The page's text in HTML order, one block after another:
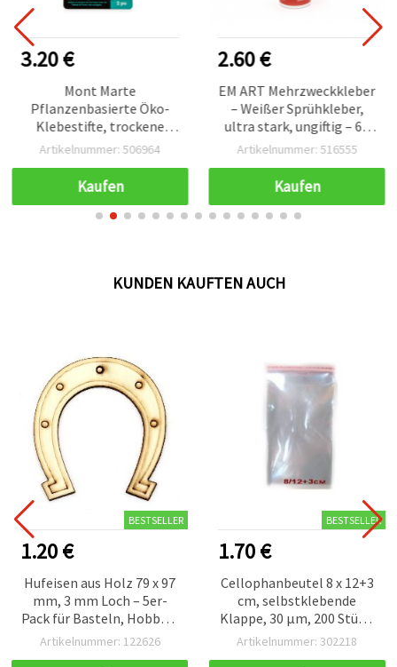
3.20 €
Mont Marte
Pflanzenbasierte Öko-
Klebestifte, trockene
Rezeptur, 2 Stück
Artikelnummer: 506964
Kaufen
2.60 €
EM ART Mehrzweckkleber
– Weißer Sprühkleber,
ultra stark, ungiftig – 60
ml
Artikelnummer: 516555
Kaufen
KUNDEN KAUFTEN AUCH
BESTSELLER
1.20 €
Hufeisen aus Holz 79 x 97
mm, 3 mm Loch – 5er-
Pack für Basteln, Hobby &
Deko
Artikelnummer: 122626
BESTSELLER
1.70 €
Cellophanbeutel 8 x 12+3
cm, selbstklebende
Klappe, 30 µm, 200 Stück,
für Bastelbedarf & DIY
Artikelnummer: 302218